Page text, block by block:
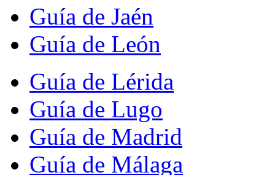
Guía de Jaén
Guía de León
Guía de Lérida
Guía de Lugo
Guía de Madrid
Guía de Málaga